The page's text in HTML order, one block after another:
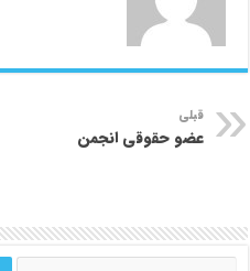
قبلی
عضو حقوقی انجمن